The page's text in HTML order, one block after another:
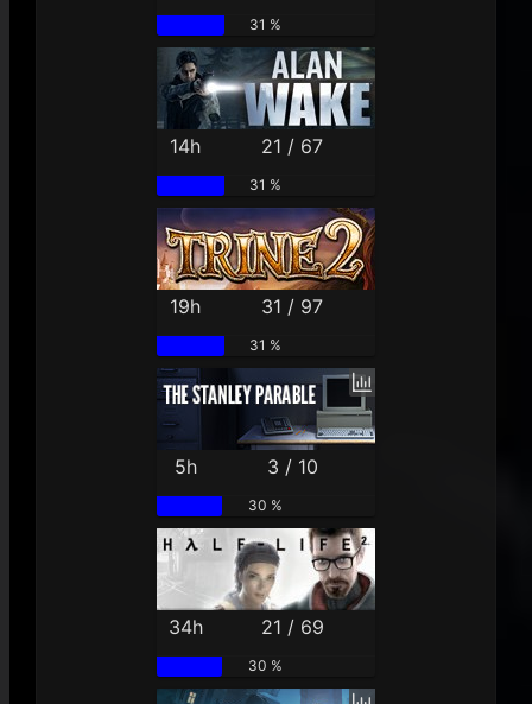
31 %
14h 21 / 67
31 %
19h 31 / 97
31 %
5h 3 / 10
30 %
34h 21 / 69
30 %